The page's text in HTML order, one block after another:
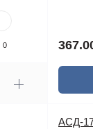
0
АСД-